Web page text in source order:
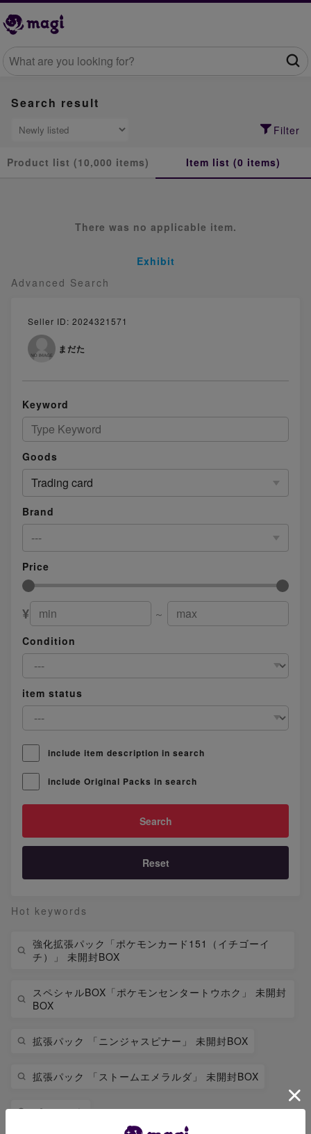
Advanced Search
Seller ID: 2024321571
まだた
Keyword
Goods
Trading card
Brand
---
Price
¥
～
Condition
item status
include item description in search
include Original Packs in search
Reset
Hot keywords
強化拡張パック「ポケモンカード151（イチゴーイ
チ）」 未開封BOX
スペシャルBOX「ポケモンセンタートウホク」 未開封
BOX
拡張パック 「ニンジャスピナー」 未開封BOX
拡張パック 「ストームエメラルダ」 未開封BOX
ピカチュウ
Search result
Filter
Product list (10,000 items) Item list (0 items)
There was no applicable item.
Exhibit